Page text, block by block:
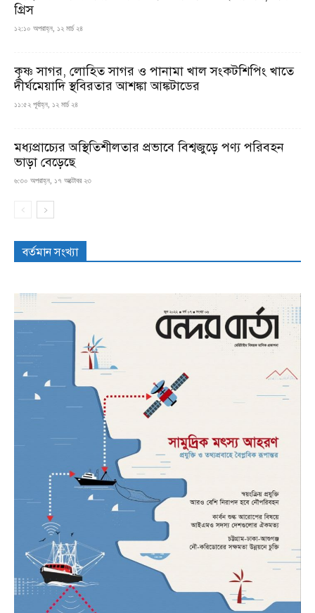
গ্রিস
১২:১০ অপরাহ্ন, ১২ মার্চ ২৪
কৃষ্ণ সাগর, লোহিত সাগর ও পানামা খাল সংকটশিপিং খাতে
দীর্ঘমেয়াদি স্থবিরতার আশঙ্কা আঙ্কটাডের
১১:৫২ পূর্বাহ্ন, ১২ মার্চ ২৪
মধ্যপ্রাচ্যের অস্থিতিশীলতার প্রভাবে বিশ্বজুড়ে পণ্য পরিবহন
ভাড়া বেড়েছে
৬:৩০ অপরাহ্ন, ১৭ অক্টোবর ২৩
বর্তমান সংখ্যা